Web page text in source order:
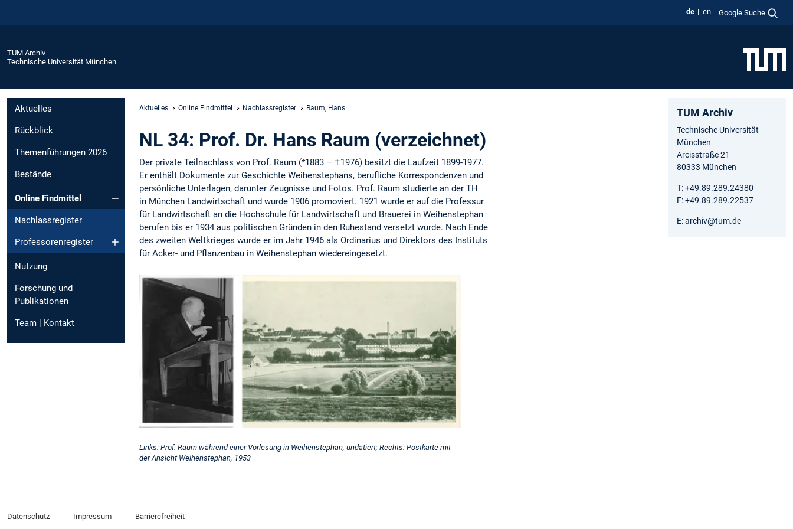
de en Google Suche
TUM Archiv
Technische Universität München
Aktuelles
Rückblick
Themenführungen 2026
Bestände
Online Findmittel
Nachlassregister
Professorenregister
Nutzung
Forschung und
Publikationen
Team | Kontakt
Aktuelles Online Findmittel Nachlassregister Raum, Hans
NL 34: Prof. Dr. Hans Raum (verzeichnet)
Der private Teilnachlass von Prof. Raum (*1883 – †1976) besitzt die Laufzeit 1899-1977.
Er enthält Dokumente zur Geschichte Weihenstephans, berufliche Korrespondenzen und
persönliche Unterlagen, darunter Zeugnisse und Fotos. Prof. Raum studierte an der TH
in München Landwirtschaft und wurde 1906 promoviert. 1921 wurde er auf die Professur
für Landwirtschaft an die Hochschule für Landwirtschaft und Brauerei in Weihenstephan
berufen bis er 1934 aus politischen Gründen in den Ruhestand versetzt wurde. Nach Ende
des zweiten Weltkrieges wurde er im Jahr 1946 als Ordinarius und Direktors des Instituts
für Acker- und Pflanzenbau in Weihenstephan wiedereingesetzt.
Links: Prof. Raum während einer Vorlesung in Weihenstephan, undatiert; Rechts: Postkarte mit
der Ansicht Weihenstephan, 1953
TUM Archiv
Technische Universität
München
Arcisstraße 21
80333 München
T: +49.89.289.24380
F: +49.89.289.22537
E: archiv@tum.de
Datenschutz Impressum Barrierefreiheit